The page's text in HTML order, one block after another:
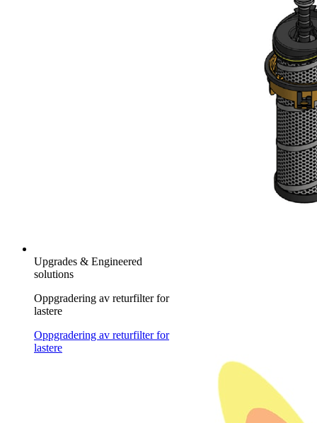
Upgrades & Engineered
solutions
Oppgradering av returfilter for
lastere
Oppgradering av returfilter for
lastere